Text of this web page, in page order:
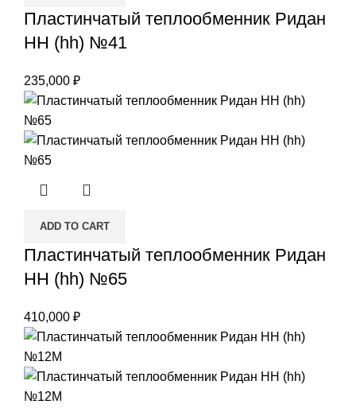
Пластинчатый теплообменник Ридан
НН (hh) №41
235,000 ₽
ADD TO CART
Пластинчатый теплообменник Ридан
НН (hh) №65
410,000 ₽